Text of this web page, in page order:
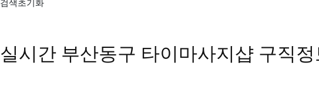
검색초기화
실시간 부산동구 타이마사지샵 구직정